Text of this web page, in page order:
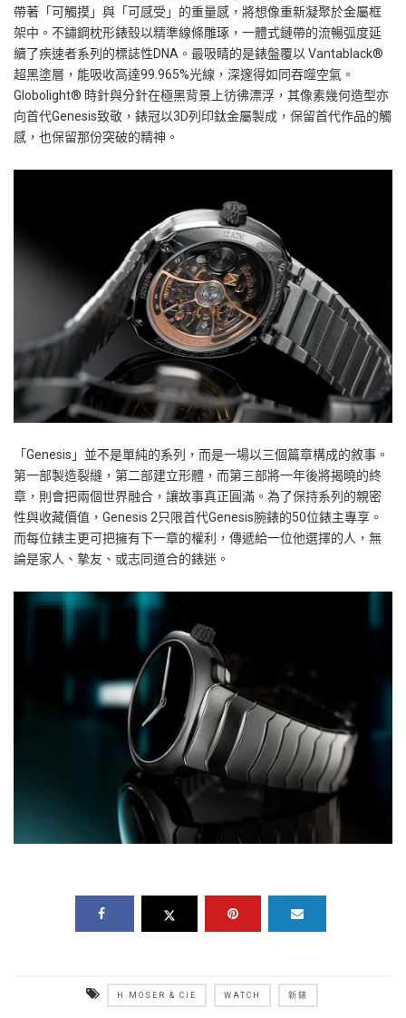
帶著「可觸摸」與「可感受」的重量感，將想像重新凝聚於金屬框
架中。不鏽鋼枕形錶殼以精準線條雕琢，一體式鏈帶的流暢弧度延
續了疾速者系列的標誌性DNA。最吸睛的是錶盤覆以 Vantablack®
超黑塗層，能吸收高達99.965%光線，深邃得如同吞噬空氣。
Globolight® 時針與分針在極黑背景上彷彿漂浮，其像素幾何造型亦
向首代Genesis致敬，錶冠以3D列印鈦金屬製成，保留首代作品的觸
感，也保留那份突破的精神。
「Genesis」並不是單純的系列，而是一場以三個篇章構成的敘事。
第一部製造裂縫，第二部建立形體，而第三部將一年後將揭曉的終
章，則會把兩個世界融合，讓故事真正圓滿。為了保持系列的親密
性與收藏價值，Genesis 2只限首代Genesis腕錶的50位錶主專享。
而每位錶主更可把擁有下一章的權利，傳遞給一位他選擇的人，無
論是家人、摯友、或志同道合的錶迷。
H.MOSER & CIE WATCH 新錶